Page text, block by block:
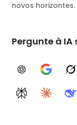
novos horizontes.
Pergunte à IA
ChatGPTGoogle AI
PerplexityClaude